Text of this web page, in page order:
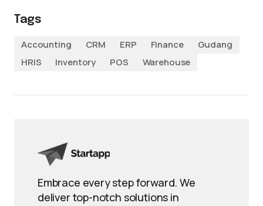
Tags
Accounting
CRM ERP Finance
Gudang
HRIS
Inventory POS Warehouse
Embrace every step forward. We
deliver top-notch solutions in